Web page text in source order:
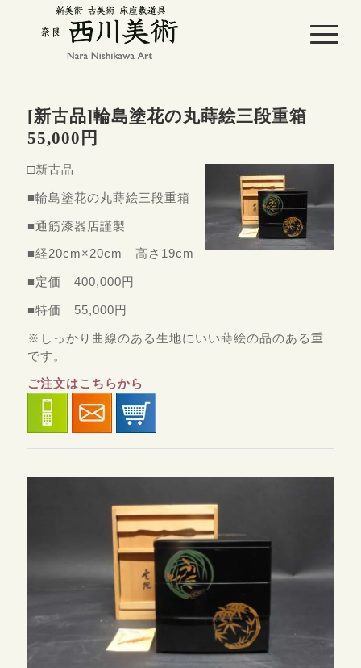
[新古品]輪島塗花の丸蒔絵三段重箱
55,000円
□新古品
■輪島塗花の丸蒔絵三段重箱
■通筋漆器店謹製
■経20cm×20cm 高さ19cm
■定価 400,000円
■特価 55,000円
※しっかり曲線のある生地にいい蒔絵の品のある重
です。
ご注文はこちらから